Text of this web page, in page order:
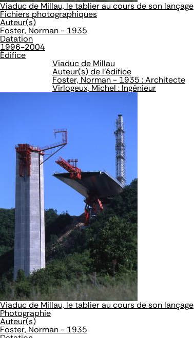
Viaduc de Millau, le tablier au cours de son lançage
Fichiers photographiques
Auteur(s)
Foster, Norman - 1935
Datation
1996-2004
Édifice
Viaduc de Millau
Auteur(s) de l'édifice
Foster, Norman - 1935 : Architecte
Virlogeux, Michel : Ingénieur
Viaduc de Millau, le tablier au cours de son lançage
Photographie
Auteur(s)
Foster, Norman - 1935